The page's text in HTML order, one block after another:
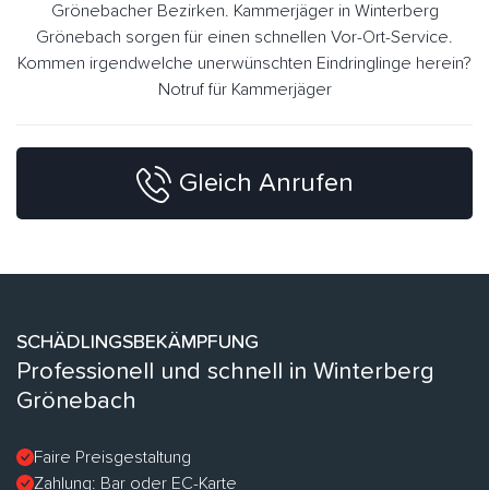
Grönebacher Bezirken. Kammerjäger in Winterberg
Grönebach sorgen für einen schnellen Vor-Ort-Service.
Kommen irgendwelche unerwünschten Eindringlinge herein?
Notruf für Kammerjäger
Gleich Anrufen
SCHÄDLINGSBEKÄMPFUNG
Professionell und schnell in Winterberg
Grönebach
Faire Preisgestaltung
Zahlung: Bar oder EC-Karte